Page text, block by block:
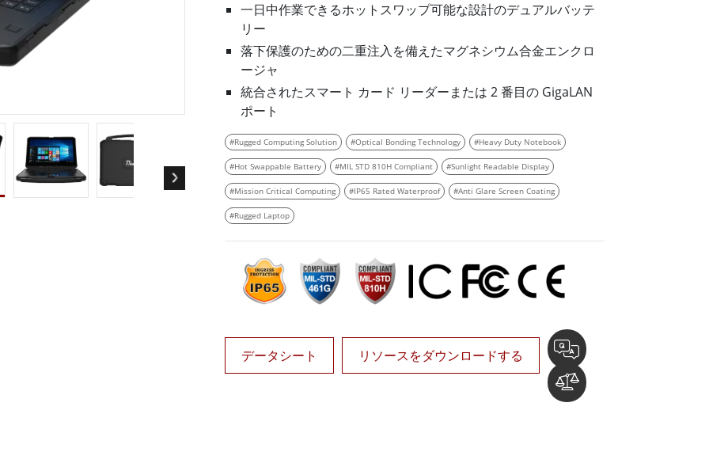
ガス、ATEXグレード
レード堅牢タブレット
定 堅牢型ハンドヘルドコンピュ
More
AI コンピュータ
エッジ AI モビリティ
エッジ AIパネルPC
エッジ AI コンピューティング
ステンレス鋼グレード
ステンレスパネルPC
一日中作業できるホットスワップ可能な設計のデュアルバッテ
リー
落下保護のための二重注入を備えたマグネシウム合金エンクロ
ージャ
統合されたスマート カード リーダーまたは 2 番目の GigaLAN
ポート
#Rugged Computing Solution #Optical Bonding Technology #Heavy Duty Notebook
#Hot Swappable Battery #MIL STD 810H Compliant #Sunlight Readable Display
#Mission Critical Computing #IP65 Rated Waterproof #Anti Glare Screen Coating
#Rugged Laptop
データシート リソースをダウンロードする